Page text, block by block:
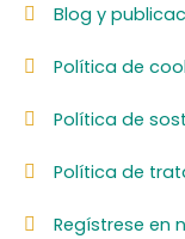
Blog y
Política de
Política de
Política de
Regístrese en